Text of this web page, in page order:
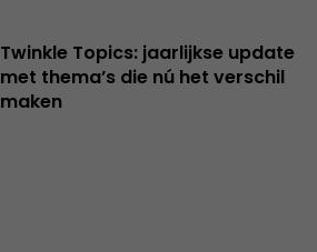
Twinkle Topics: jaarlijkse update
met thema’s die nú het verschil
maken